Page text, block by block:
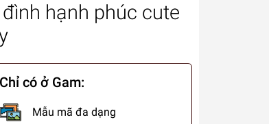
hạnh phúc cute
Chỉ có ở Gam:
Mẫu mã đa dạng